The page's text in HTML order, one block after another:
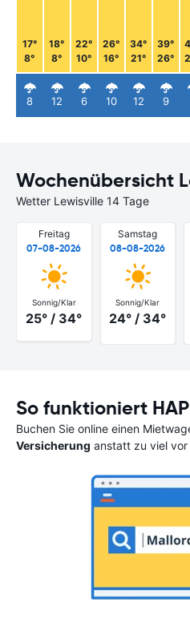
17°
8°
8
18°
8°
12
22°
10°
6
26°
16°
10
34°
21°
12
39°
26°
9
Wochenübersicht
Wetter Lewisville 14 Tage
Freitag
07-08-2026
Sonnig/Klar
25° / 34°
Samstag
08-08-2026
Sonnig/Klar
24° / 34°
So funktioniert
Buchen Sie online einen
Versicherung anstatt zu viel